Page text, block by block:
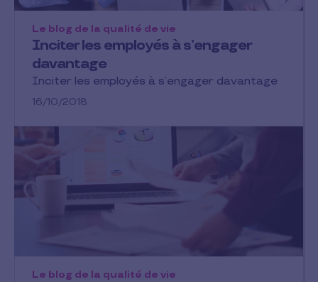
Inciter les employés à s’engager
davantage
Le blog de la qualité de vie
Inciter les employés à s’engager davantage
16/10/2018
Le blog de la qualité de vie